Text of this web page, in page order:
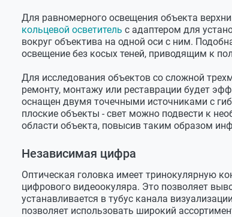
Для равномерного освещения объекта
кольцевой осветитель с адаптером для
вокруг объектива на одной оси с ним.
освещение без косых теней, приводящим к
Для исследования объектов со сложной
ремонту, монтажу или реставрации будет
оснащен двумя точечными источниками с
плоские объекты - свет можно подвести к
области объекта, повысив таким образом
Независимая цифра
Оптическая головка имеет тринокулярную
цифрового видеоокуляра. Это позволяет
устанавливается в тубус канала
позволяет использовать широкий
Рабочий диапазон отн. влажности
Массогабаритные параметры
Размеры головки (В х Г х Ш)
Масса головки
Размеры в упаковке